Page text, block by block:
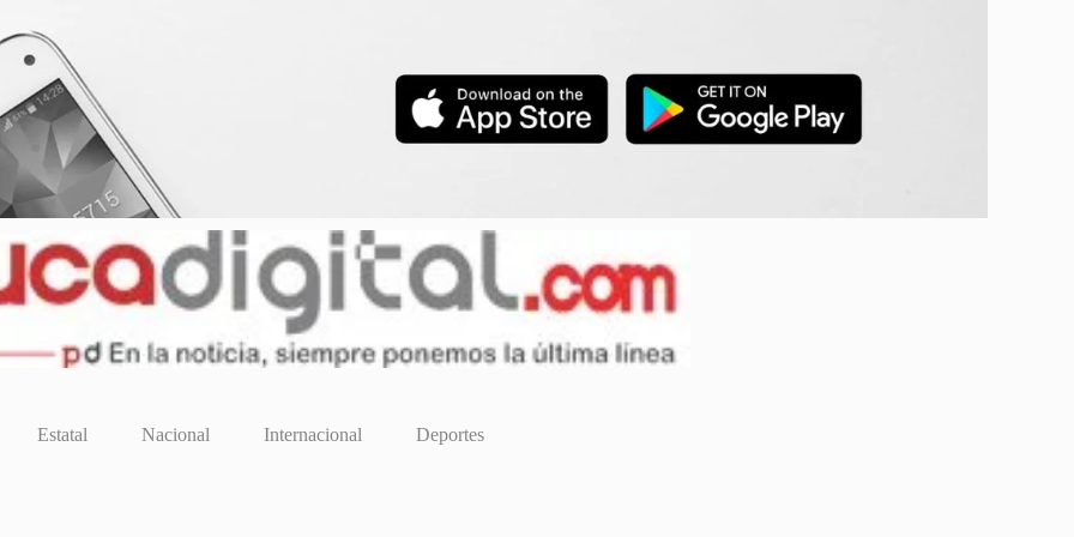
Estatal Nacional Internacional Deportes